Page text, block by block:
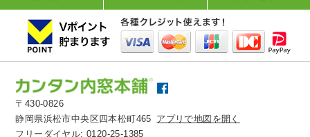
〒430-0826
静岡県浜松市中央区四本松町465 アプリで地図を開く
フリーダイヤル:0120-25-1385